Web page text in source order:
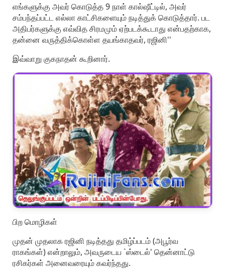
எங்களுக்கு அவர் கொடுத்த 9 நாள் கால்ஷீட்டில், அவர்
சம்பந்தப்பட்ட எல்லா காட்சிகளையும் நடித்துக் கொடுத்தார். பட
அதிபர்களுக்கு எவ்வித சிரமமும் ஏற்படக்கூடாது என்பதற்காக,
தன்னை வருத்திக்கொள்ள தயங்காதவர், ரஜினி''
இவ்வாறு குகநாதன் கூறினார்.
பிற மொழிகள்
முதன் முதலாக ரஜினி நடித்தது தமிழ்ப்படம் (அபூர்வ
ராகங்கள்) என்றாலும், அவருடைய `ஸ்டைல்' தென்னாட்டு
ரசிகர்கள் அனைவரையும் கவர்ந்தது.